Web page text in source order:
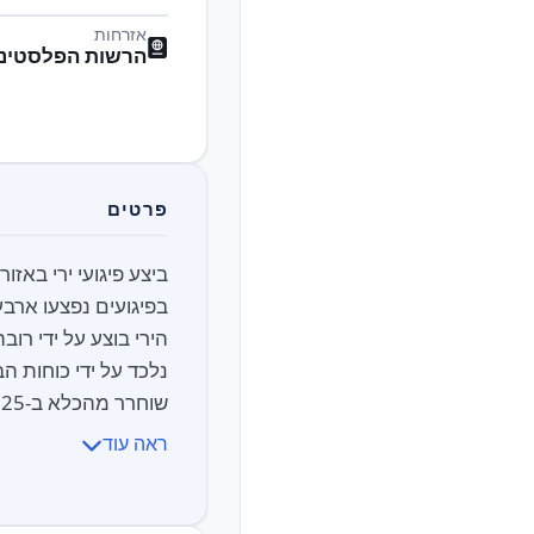
אזרחות
הרשות
פרטים
שוחרר מהכלא ב-25 בינואר 2025 לאחר 9 שנות מאסר, ב...
ראה עוד